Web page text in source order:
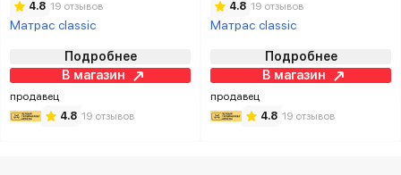
4.8 19 отзывов
Матрас classic
Подробнее
В магазин
продавец
4.8 19 отзывов
4.8 19 отзывов
Матрас classic
Подробнее
В магазин
продавец
4.8 19 отзывов